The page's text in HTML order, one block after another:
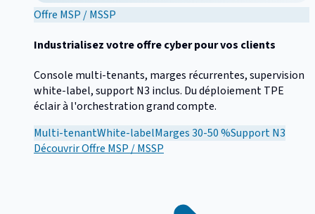
Offre MSP / MSSP
Industrialisez votre offre cyber pour vos clients
Console multi-tenants, marges récurrentes, supervision
white-label, support N3 inclus. Du déploiement TPE
éclair à l'orchestration grand compte.
Multi-tenantWhite-labelMarges 30-50 %Support N3
DécouvrirOffre MSP / MSSP